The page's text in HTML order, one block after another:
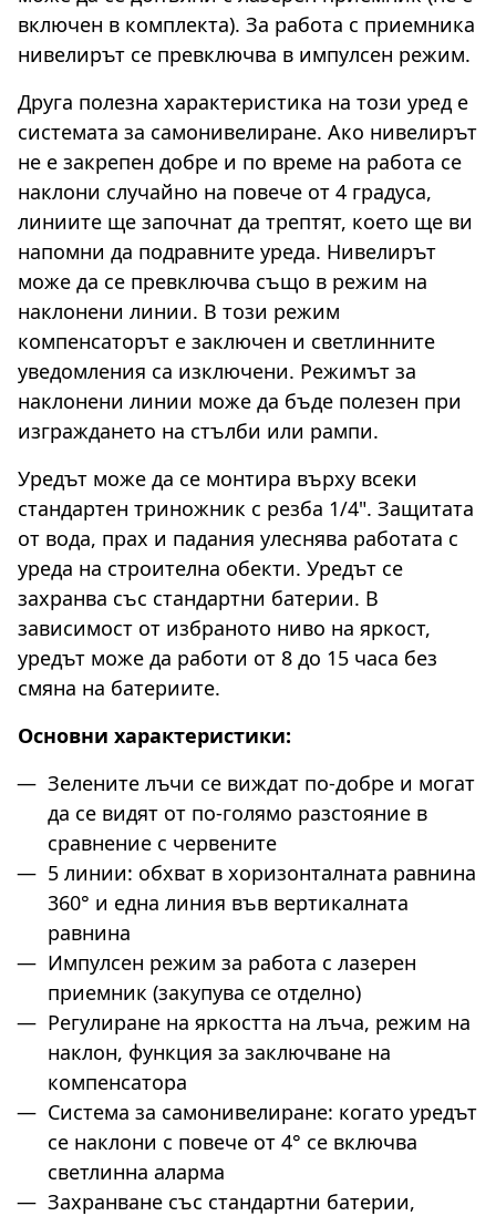
включен в комплекта). За работа с приемника
нивелирът се превключва в импулсен режим.
Друга полезна характеристика на този уред е
системата за самонивелиране. Ако нивелирът
не е закрепен добре и по време на работа се
наклони случайно на повече от 4 градуса,
линиите ще започнат да трептят, което ще ви
напомни да подравните уреда. Нивелирът
може да се превключва също в режим на
наклонени линии. В този режим
компенсаторът е заключен и светлинните
уведомления са изключени. Режимът за
наклонени линии може да бъде полезен при
изграждането на стълби или рампи.
Уредът може да се монтира върху всеки
стандартен триножник с резба 1/4". Защитата
от вода, прах и падания улеснява работата с
уреда на строителна обекти. Уредът се
захранва със стандартни батерии. В
зависимост от избраното ниво на яркост,
уредът може да работи от 8 до 15 часа без
смяна на батериите.
Основни характеристики:
Зелените лъчи се виждат по-добре и могат
да се видят от по-голямо разстояние в
сравнение с червените
5 линии: обхват в хоризонталната равнина
360° и една линия във вертикалната
равнина
Импулсен режим за работа с лазерен
приемник (закупува се отделно)
Регулиране на яркостта на лъча, режим на
наклон, функция за заключване на
компенсатора
Система за самонивелиране: когато уредът
се наклони с повече от 4° се включва
светлинна аларма
Захранване със стандартни батерии,